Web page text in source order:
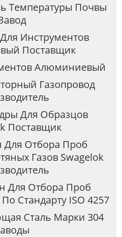
Температуры Почвы
Инструментов
Поставщик
Алюминиевый
Газопровод
Для Образцов
Поставщик
Для Отбора Проб
Газов Swagelok
Для Отбора Проб
Стандарту ISO 4257
Сталь Марки 304